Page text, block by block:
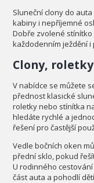
Sluneční clony do
kabiny i nepříjemné
Dobře zvolené
každodenním ježdění i
Clony,
V nabídce se můžete
přednost klasické
roletky nebo stínítka
hledáte rychlé a
řešení pro častější
Vedle bočních oken
přední sklo, pokud
U rodinného
část auta a pohodlí